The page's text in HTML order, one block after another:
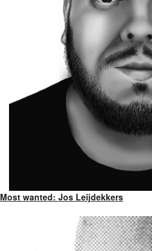
Most wanted: Jos Leijdekkers